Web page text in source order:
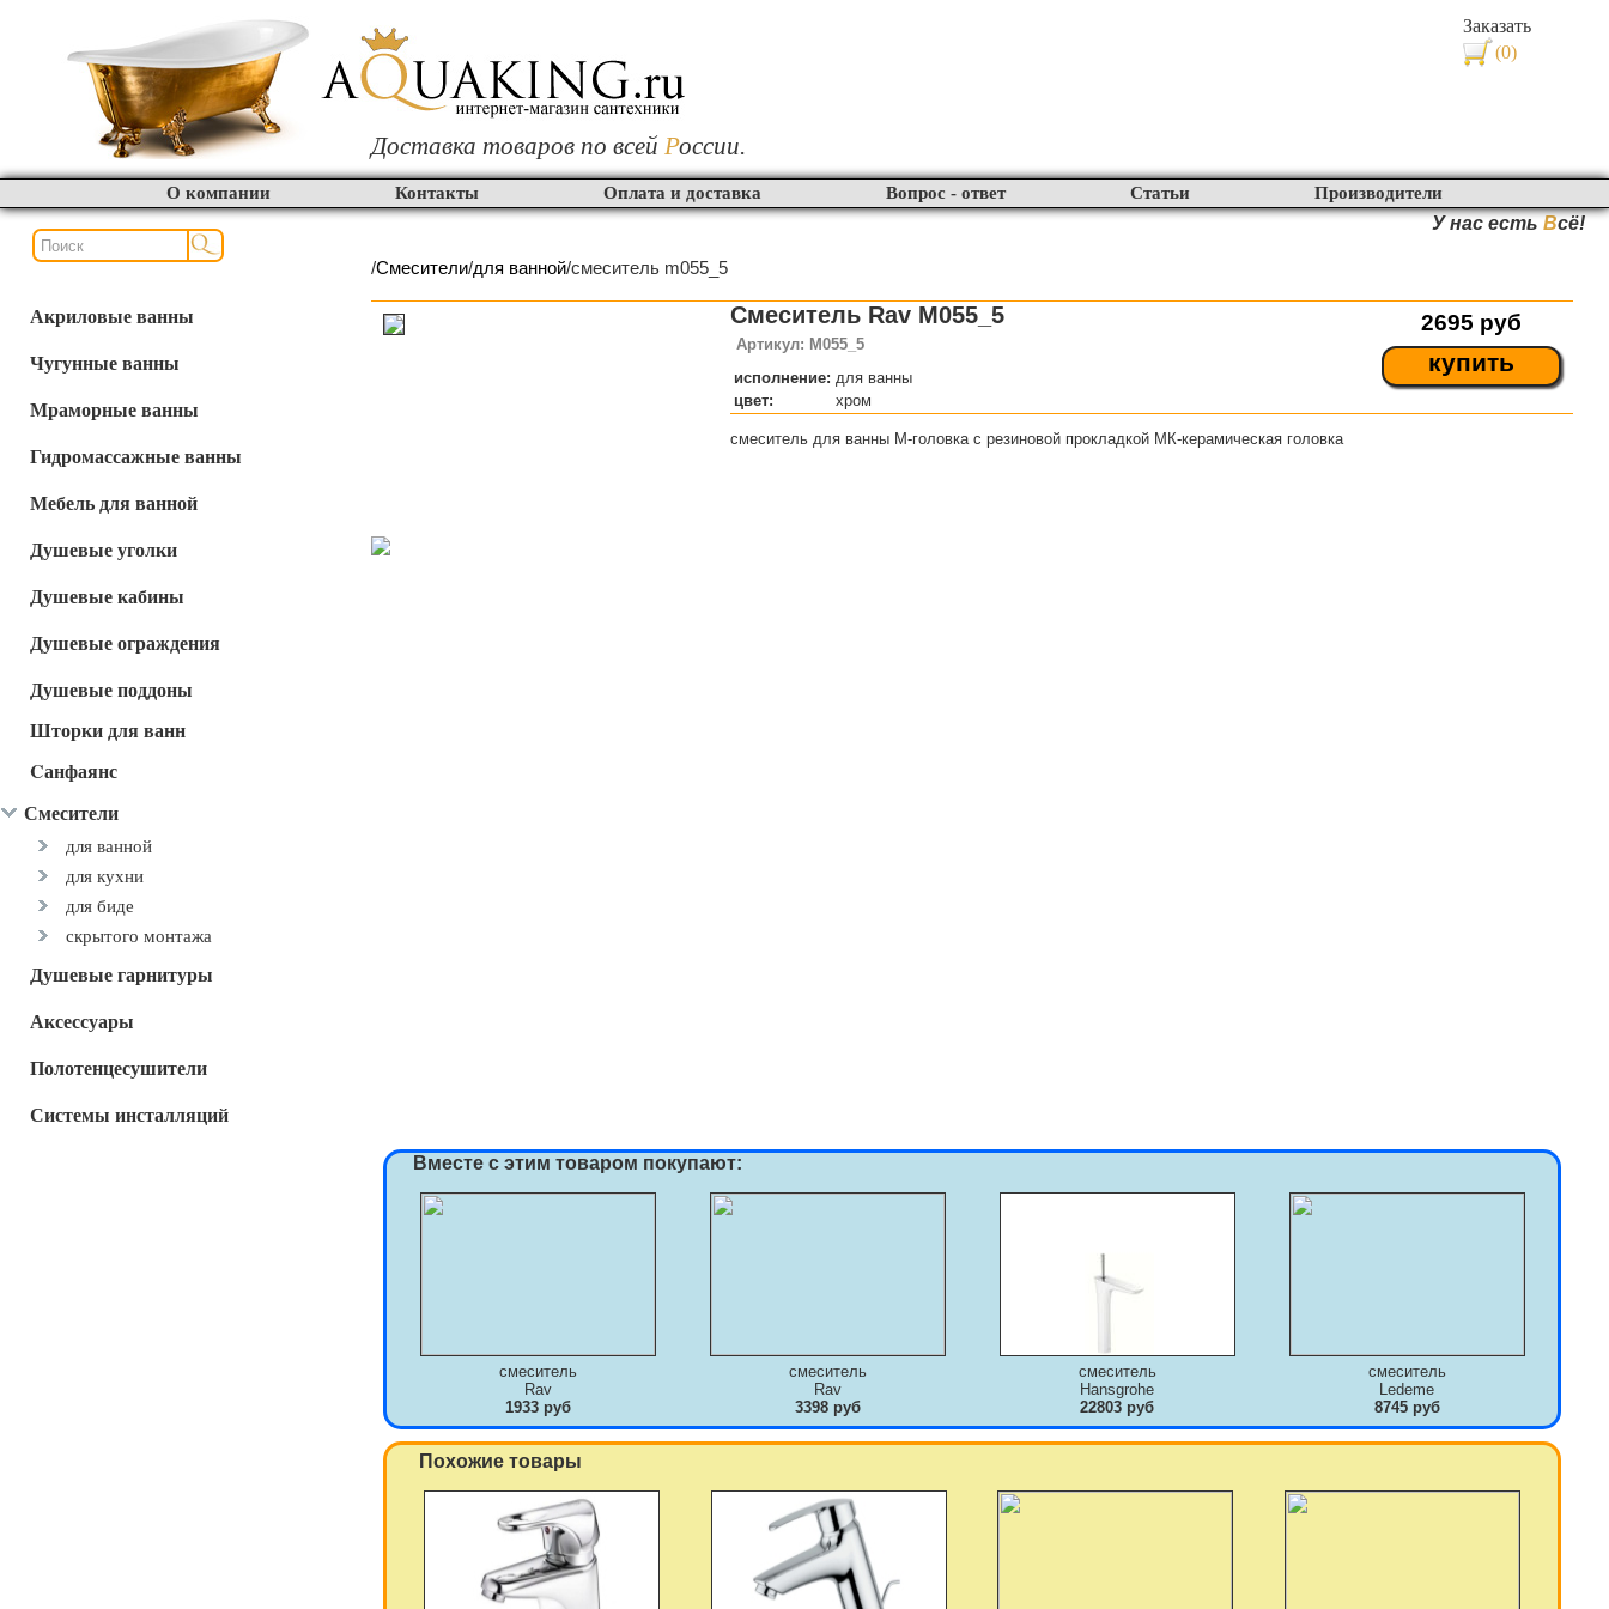
Заказать
(0)
Доставка товаров по всей России.
О компании Контакты Оплата и доставка Вопрос - ответ Статьи Производители
У нас есть Всё!
Акриловые ванны
Чугунные ванны
Мраморные ванны
Гидромассажные ванны
Мебель для ванной
Душевые уголки
Душевые кабины
Душевые ограждения
Душевые поддоны
Шторки для ванн
Cанфаянс
Смесители
для ванной
для кухни
для биде
скрытого монтажа
Душевые гарнитуры
Аксессуары
Полотенцесушители
Системы инсталляций
/Смесители/для ванной/смеситель m055_5
2695 руб
купить
Смеситель Rav M055_5
Артикул: M055_5
исполнение: для ванны
цвет:
хром
смеситель для ванны M-головка с резиновой прокладкой МК-керамическая головка
Вместе с этим товаром покупают:
смеситель
Rav
1933 руб
смеситель
Rav
3398 руб
смеситель
Hansgrohe
22803 руб
смеситель
Ledeme
8745 руб
Похожие товары